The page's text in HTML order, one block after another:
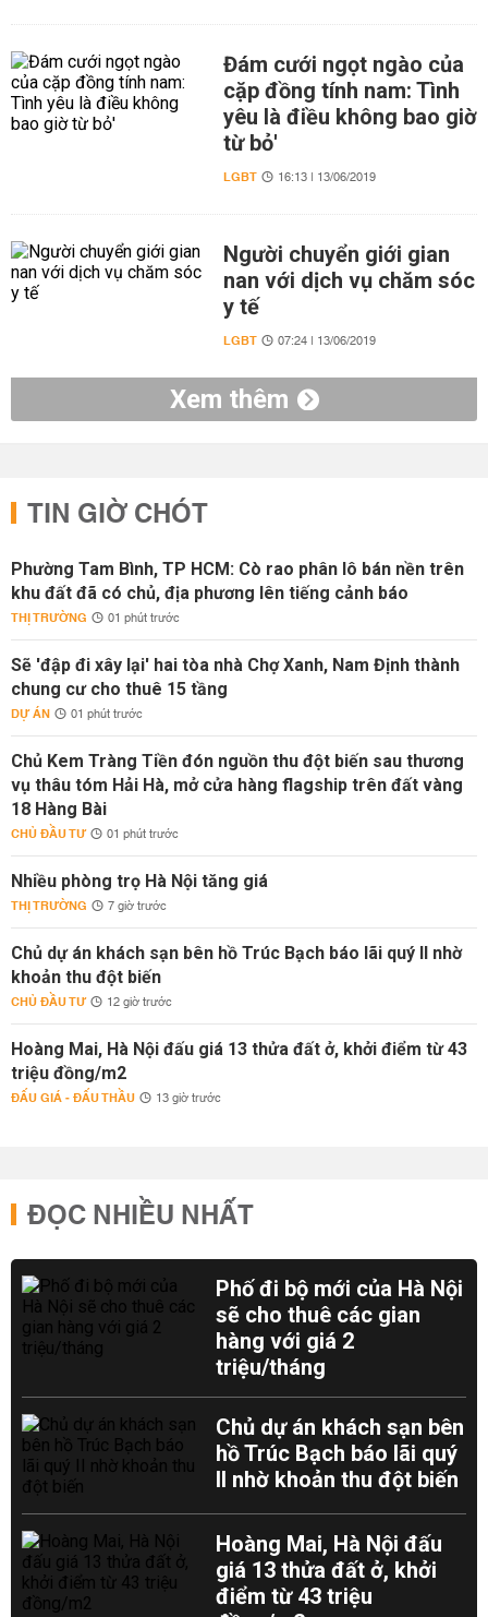
Đám cưới ngọt ngào của
cặp đồng tính nam: Tình
yêu là điều không bao giờ
từ bỏ'
LGBT 16:13 | 13/06/2019
Người chuyển giới gian
nan với dịch vụ chăm sóc
y tế
LGBT 07:24 | 13/06/2019
Xem thêm
TIN GIỜ CHÓT
Phường Tam Bình, TP HCM: Cò rao phân lô bán nền trên
khu đất đã có chủ, địa phương lên tiếng cảnh báo
THỊ TRƯỜNG 01 phút trước
Sẽ 'đập đi xây lại' hai tòa nhà Chợ Xanh, Nam Định thành
chung cư cho thuê 15 tầng
DỰ ÁN 01 phút trước
Chủ Kem Tràng Tiền đón nguồn thu đột biến sau thương
vụ thâu tóm Hải Hà, mở cửa hàng flagship trên đất vàng
18 Hàng Bài
CHỦ ĐẦU TƯ 01 phút trước
Nhiều phòng trọ Hà Nội tăng giá
THỊ TRƯỜNG 7 giờ trước
Chủ dự án khách sạn bên hồ Trúc Bạch báo lãi quý II nhờ
khoản thu đột biến
CHỦ ĐẦU TƯ 12 giờ trước
Hoàng Mai, Hà Nội đấu giá 13 thửa đất ở, khởi điểm từ 43
triệu đồng/m2
ĐẤU GIÁ - ĐẤU THẦU 13 giờ trước
ĐỌC NHIỀU NHẤT
Phố đi bộ mới của Hà Nội
sẽ cho thuê các gian
hàng với giá 2
triệu/tháng
Chủ dự án khách sạn bên
hồ Trúc Bạch báo lãi quý
II nhờ khoản thu đột biến
Hoàng Mai, Hà Nội đấu
giá 13 thửa đất ở, khởi
điểm từ 43 triệu